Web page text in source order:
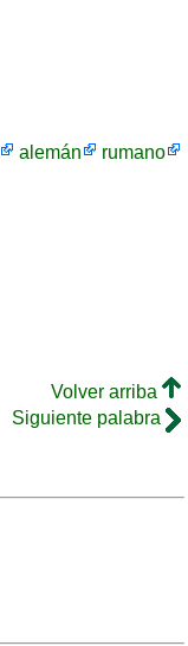
alemán
rumano
Volver arriba
Siguiente palabra